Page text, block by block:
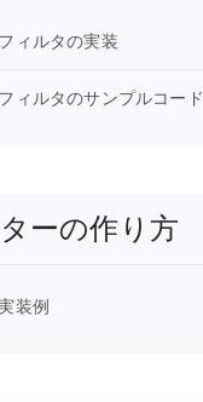
ィルタの実装
ィルタのサンプルコード
ーの作り方
装例